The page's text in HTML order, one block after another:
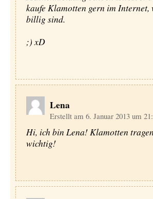
kaufe Klamotten gern im
billig sind.
;) xD
Lena
Erstellt am 6. Januar 2013 um
Hi, ich bin Lena! Klamotten
wichtig!